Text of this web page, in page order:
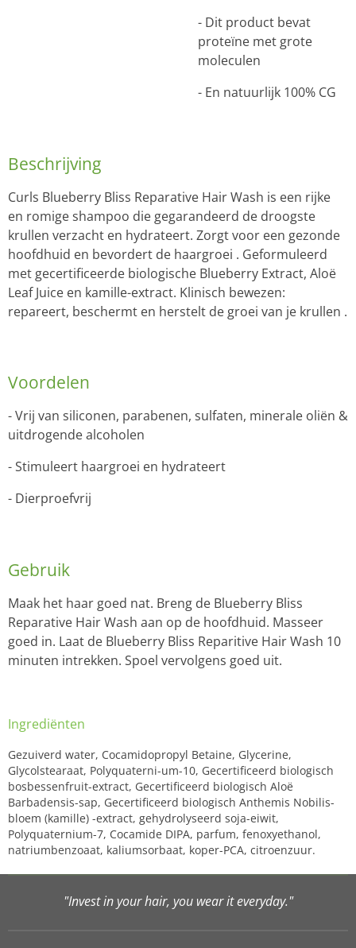
- Dit product bevat
proteïne met grote
moleculen
- En natuurlijk 100% CG
Beschrijving
Curls Blueberry Bliss Reparative Hair Wash is een rijke
en romige shampoo die gegarandeerd de droogste
krullen verzacht en hydrateert. Zorgt voor een gezonde
hoofdhuid en bevordert de haargroei . Geformuleerd
met gecertificeerde biologische Blueberry Extract, Aloë
Leaf Juice en kamille-extract. Klinisch bewezen:
repareert, beschermt en herstelt de groei van je krullen .
Voordelen
- Vrij van siliconen, parabenen, sulfaten, minerale oliën &
uitdrogende alcoholen
- Stimuleert haargroei en hydrateert
- Dierproefvrij
Gebruik
Maak het haar goed nat. Breng de Blueberry Bliss
Reparative Hair Wash aan op de hoofdhuid. Masseer
goed in. Laat de Blueberry Bliss Reparitive Hair Wash 10
minuten intrekken. Spoel vervolgens goed uit.
Ingrediënten
Gezuiverd water, Cocamidopropyl Betaine, Glycerine,
Glycolstearaat, Polyquaterni-um-10, Gecertificeerd biologisch
bosbessenfruit-extract, Gecertificeerd biologisch Aloë
Barbadensis-sap, Gecertificeerd biologisch Anthemis Nobilis-
bloem (kamille) -extract, gehydrolyseerd soja-eiwit,
Polyquaternium-7, Cocamide DIPA, parfum, fenoxyethanol,
natriumbenzoaat, kaliumsorbaat, koper-PCA, citroenzuur.
"Invest in your hair, you wear it everyday."